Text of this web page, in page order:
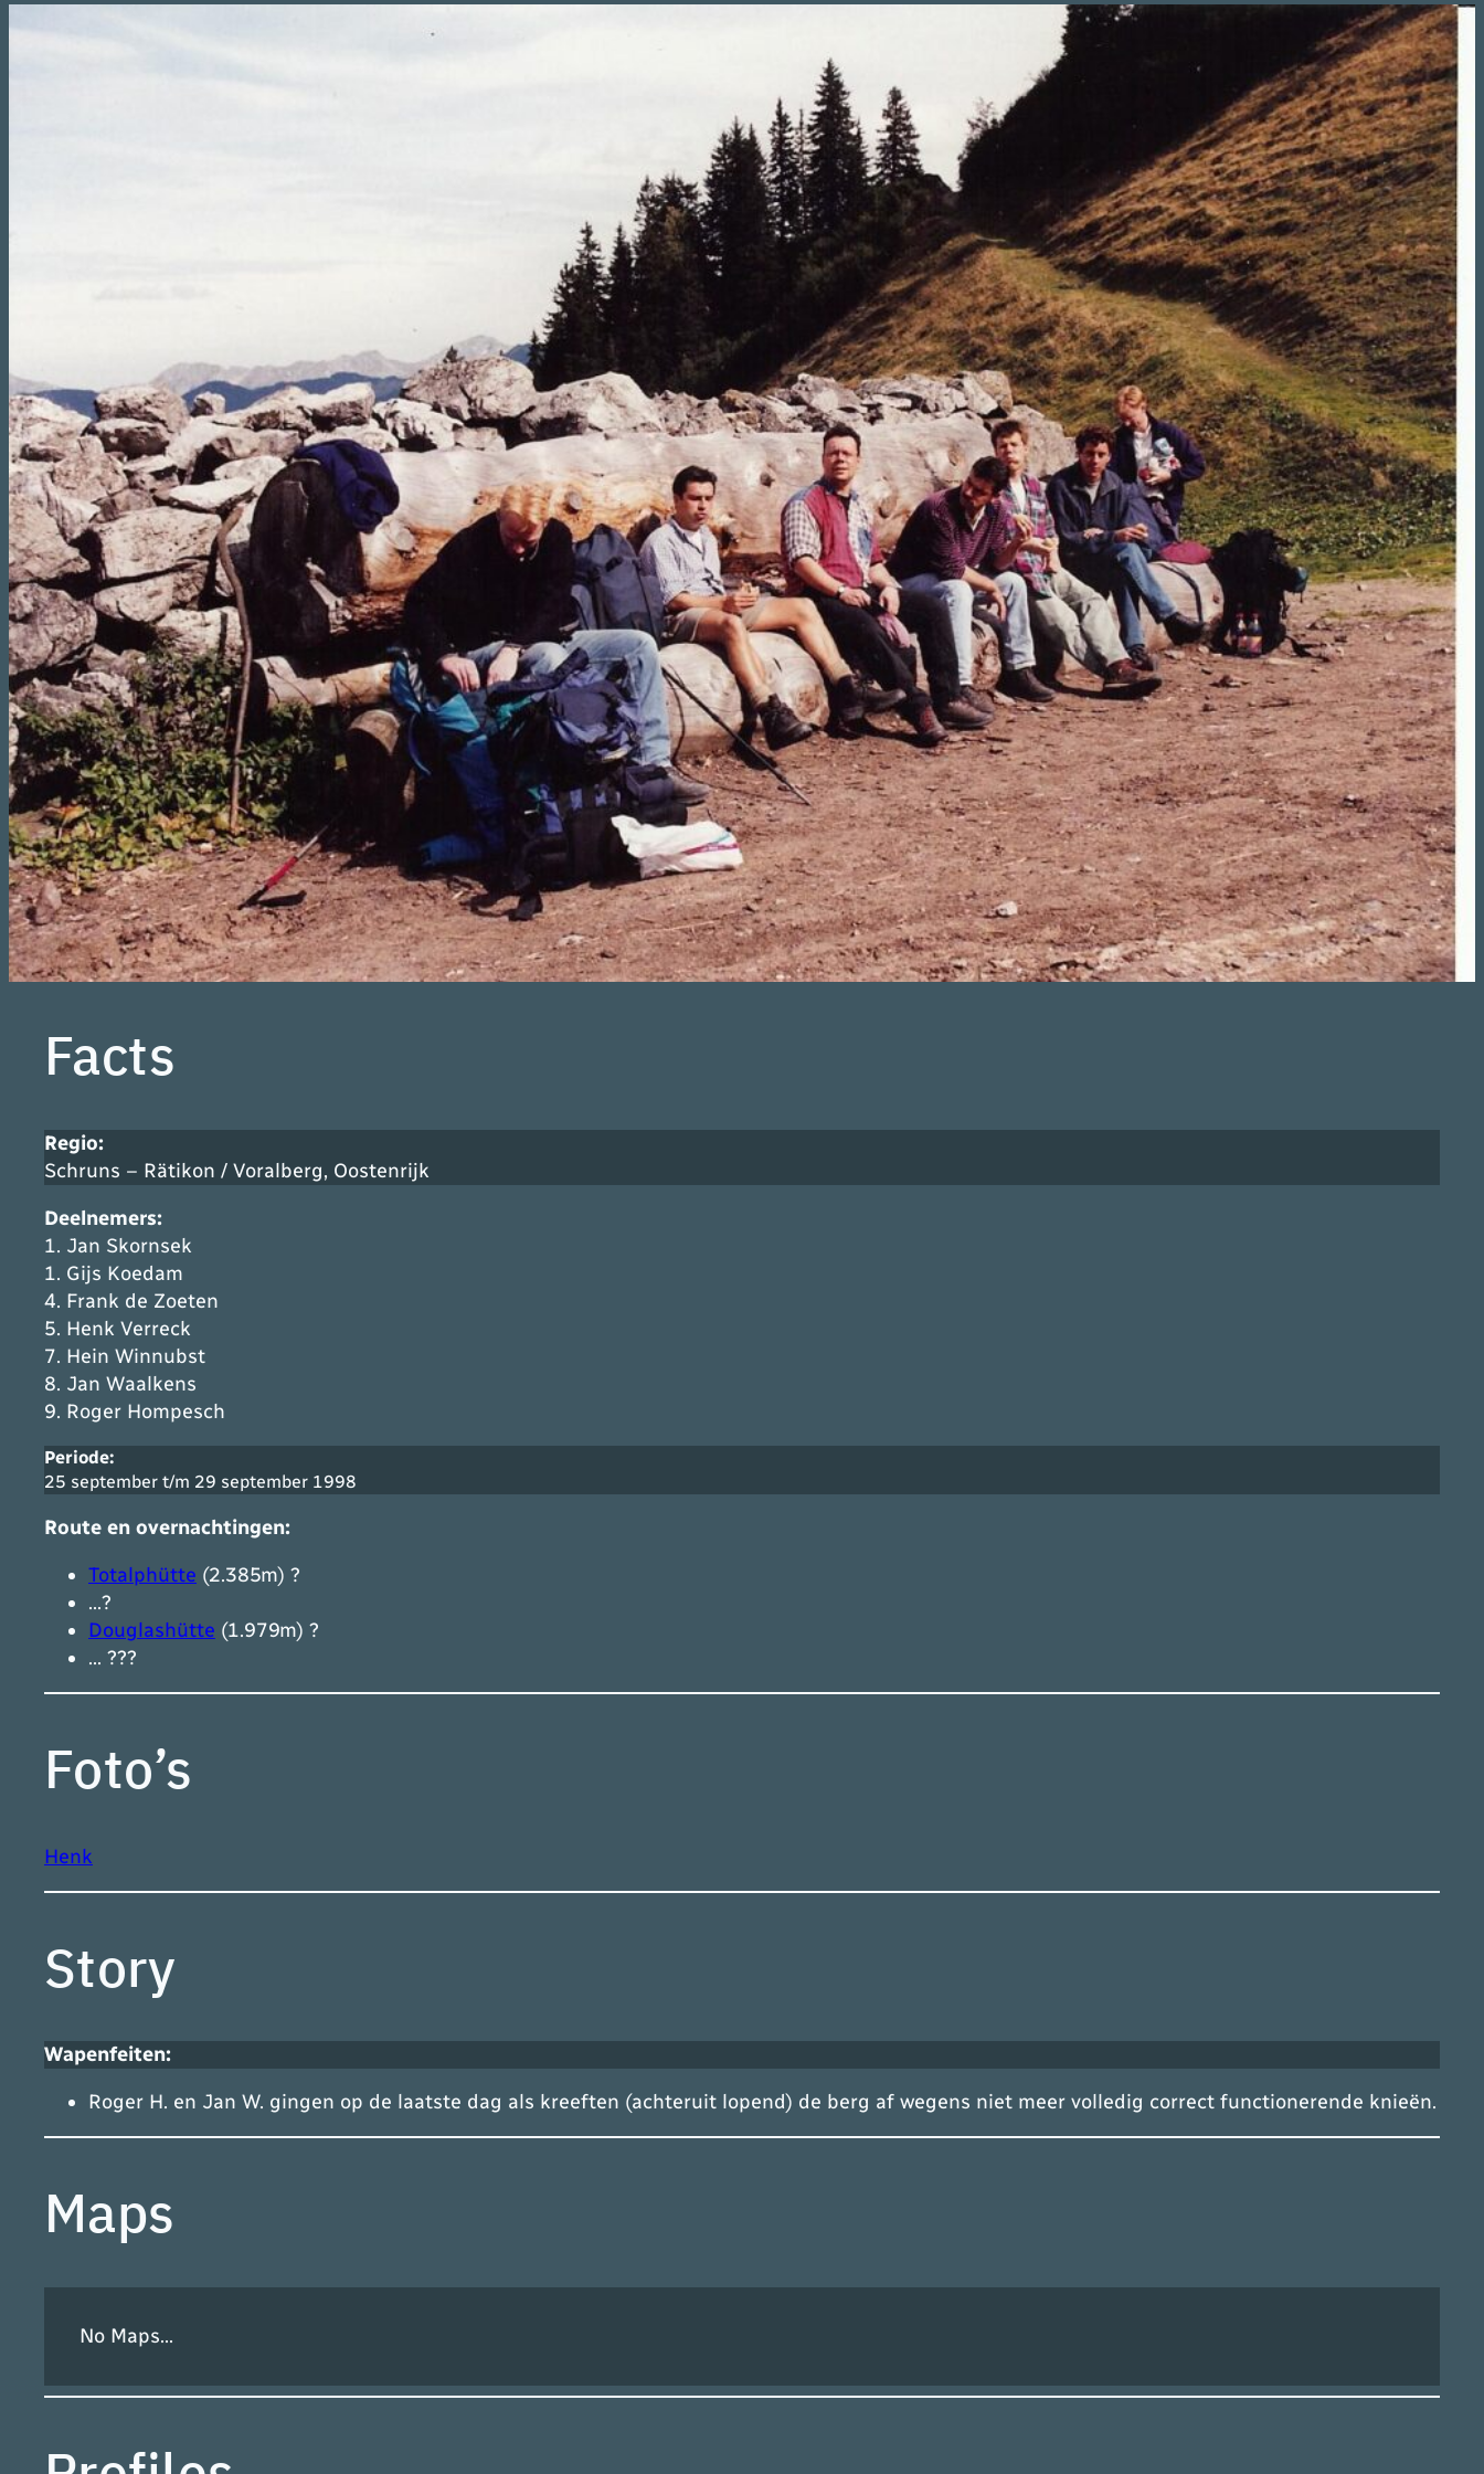
Facts
Regio:
Schruns – Rätikon / Voralberg, Oostenrijk
Deelnemers:
1. Jan Skornsek
1. Gijs Koedam
4. Frank de Zoeten
5. Henk Verreck
7. Hein Winnubst
8. Jan Waalkens
9. Roger Hompesch
Periode:
25 september t/m 29 september 1998
Route en overnachtingen:
Totalphütte (2.385m) ?
…?
Douglashütte (1.979m) ?
… ???
Foto’s
Henk
Story
Wapenfeiten:
Roger H. en Jan W. gingen op de laatste dag als kreeften (achteruit lopend) de berg af wegens niet meer volledig correct functionerende knieën.
Maps
No Maps…